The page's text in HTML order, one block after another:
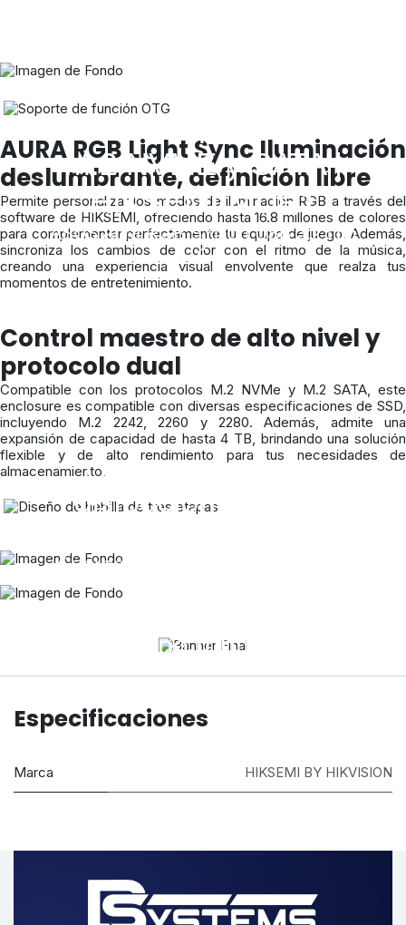
Carcasa para SSD
M.2 NVME y SATA |
HIKSEMI MDR1
ASUS Aura RGB SYNC | USB 3.2 tipo
C
AURA RGB Light Sync Iluminación
deslumbrante, definición libre
Permite personalizar los modos de iluminación RGB a través del
software de HIKSEMI, ofreciendo hasta 16.8 millones de colores
para complementar perfectamente tu equipo de juego. Además,
sincroniza los cambios de color con el ritmo de la música,
creando una experiencia visual envolvente que realza tus
momentos de entretenimiento.
Control maestro de alto nivel y
protocolo dual
Compatible con los protocolos M.2 NVMe y M.2 SATA, este
enclosure es compatible con diversas especificaciones de SSD,
incluyendo M.2 2242, 2260 y 2280. Además, admite una
expansión de capacidad de hasta 4 TB, brindando una solución
flexible y de alto rendimiento para tus necesidades de
almacenamiento.Cuerpo robusto y
disipación de calor
Cuerpo de aleación de aluminio
anodizado completo
eficiente.
Cuerpo robusto y
idsipación de calor
eficiente
calor cubierta y eficiente.
Especificaciones
Marca HIKSEMI BY HIKVISION